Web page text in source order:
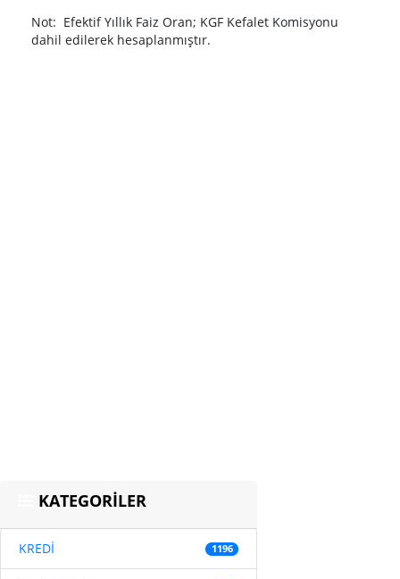
Not: Efektif Yıllık Faiz Oran; KGF Kefalet Komisyonu
dahil edilerek hesaplanmıştır.
KATEGORİLER
KREDİ 1196